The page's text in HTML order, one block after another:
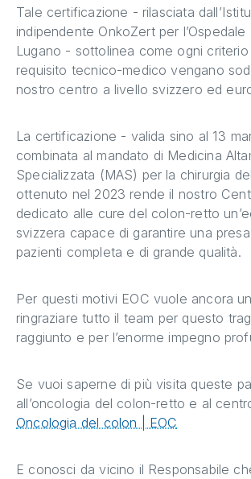
Tale certificazione - rilasciata
indipendente OnkoZert per l’Ospedale
Lugano - sottolinea come ogni criterio
requisito tecnico-medico vengano
nostro centro a livello svizzero ed
La certificazione - valida sino al 13
combinata al mandato di Medicina
Specializzata (MAS) per la chirurgia
ottenuto nel 2023 rende il nostro
dedicato alle cure del colon-retto
svizzera capace di garantire una
pazienti completa e di grande qualità.
Per questi motivi EOC vuole ancora
ringraziare tutto il team per questo
raggiunto e per l’enorme impegno
Se vuoi saperne di più visita queste
all’oncologia del colon-retto e al
Oncologia del colon | EOC
E conosci da vicino il Responsabile